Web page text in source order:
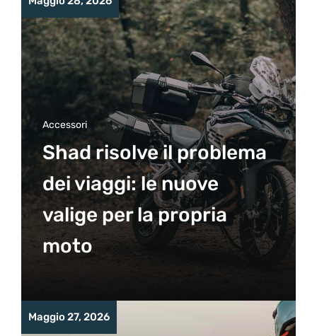
Accessori
Shad risolve il problema
dei viaggi: le nuove
valige per la propria
moto
Maggio 27, 2026